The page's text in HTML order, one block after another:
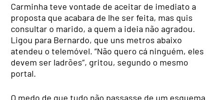
Carminha teve vontade de aceitar de imediato a
proposta que acabara de lhe ser feita, mas quis
consultar o marido, a quem a ideia não agradou.
Ligou para Bernardo, que uns metros abaixo
atendeu o telemóvel. “Não quero cá ninguém, eles
devem ser ladrões”, gritou, segundo o mesmo
portal.
O medo de que tudo não passasse de um esquema